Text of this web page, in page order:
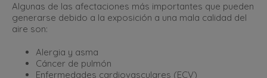
Algunas de las afectaciones más importantes que pueden
generarse debido a la exposición a una mala calidad del
aire son:
Alergia y asma
Cáncer de pulmón
Enfermedades cardiovasculares (ECV)